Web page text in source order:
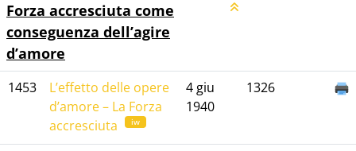
Forza accresciuta come
conseguenza dell’agire
d’amore
1453
L’effetto delle opere
d’amore – La Forza
accresciuta
iw
4 giu
1940
1326